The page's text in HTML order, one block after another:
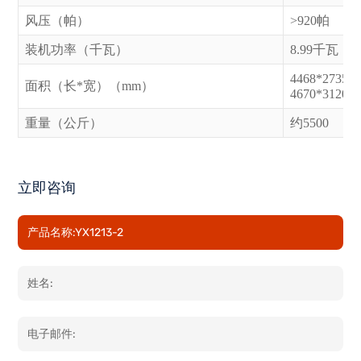
风压（帕） >920帕
装机功率（千瓦） 8.99千瓦
面积（长*宽）（mm）
4468*2735
4670*3120
重量（公斤） 约5500
立即咨询